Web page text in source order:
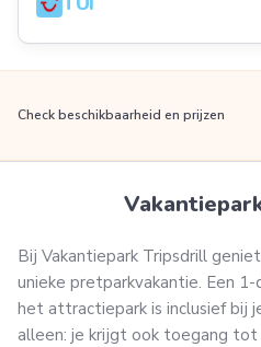
Check beschikbaarheid en prijzen
Bij Vakantiepark Tripsdrill
unieke pretparkvakantie. Een
het attractiepark is inclusief bij
alleen: je krijgt ook toegang